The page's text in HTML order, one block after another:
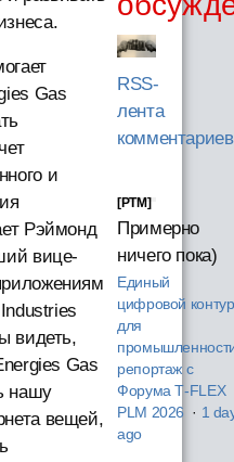
Gas
и
Рэймонд
вице-
видеть,
Gas
нашу
вещей,
RSS-
лента
комментариев
[PTM]
Примерно
ничего пока)
Единый
цифровой контур
для
репортаж с
Форума T‑FLEX
PLM 2026 · 1
ago